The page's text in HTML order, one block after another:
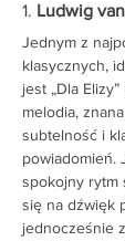
1. Ludwig
Jednym z
klasycznych,
jest „Dla
melodia,
subtelność i
powiadomień.
spokojny rytm
się na dźwięk
jednocześnie